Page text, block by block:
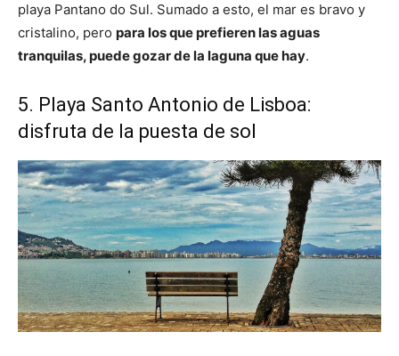
playa Pantano do Sul. Sumado a esto, el mar es bravo y
cristalino, pero para los que prefieren las aguas
tranquilas, puede gozar de la laguna que hay.
5. Playa Santo Antonio de Lisboa:
disfruta de la puesta de sol